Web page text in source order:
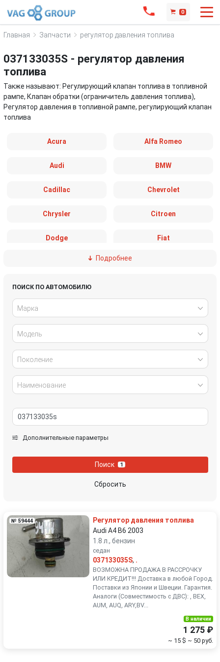
0
Главная Запчасти регулятор давления топлива
037133035S - регулятор давления
топлива
Также называют: Регулирующий клапан топлива в топливной
рампе, Клапан обратки (ограничитель давления топлива),
Регулятор давления в топливной рампе, регулирующий клапан
топлива
Acura Alfa Romeo
Audi BMW
Cadillac Chevrolet
Chrysler Citroen
Dodge Fiat
Honda
Kia
Land Rover
Mazda Mercedes-Benz
Nissan Opel
SEAT
Smart
Subaru Suzuki
Volkswagen
Подробнее
ПОИСК ПО АВТОМОБИЛЮ
Марка
Модель
Поколение
Наименование
Дополнительные параметры
Поиск 1
Сбросить
№ 59444
Регулятор давления топлива
Audi A4 B6 2003
1.8 л., бензин
седан
037133035S, .
ВОЗМОЖНА ПРОДАЖА В РАССРОЧКУ
ИЛИ КРЕДИТ!!! Доставка в любой Город.
Поставки из Японии и Швеции. Гарантия.
Аналоги (Совместимость с ДВС): , BEX,
AUM, AUQ, ARY,BV...
В наличии
1 275 ₽
~ 15 $ ~ 50 руб.